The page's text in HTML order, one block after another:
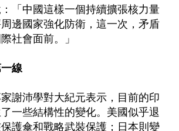
「中國這樣一個持續擴張核力量
邊國家強化防衛，這一次，矛盾
社會面前。」
線
謝沛學對大紀元表示，目前的印
一些結構性的變化。美國似乎退
護傘和戰略武裝保護；日本則變